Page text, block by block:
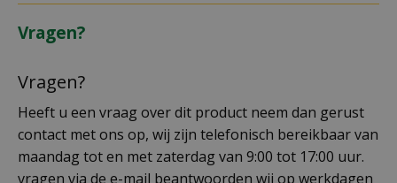
Vragen?
Vragen?
Heeft u een vraag over dit product neem dan gerust
contact met ons op, wij zijn telefonisch bereikbaar van
maandag tot en met zaterdag van 9:00 tot 17:00 uur.
vragen via de e-mail beantwoorden wij op werkdagen